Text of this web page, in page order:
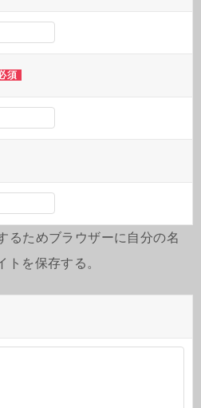
須
るためブラウザーに自分の名
トを保存する。